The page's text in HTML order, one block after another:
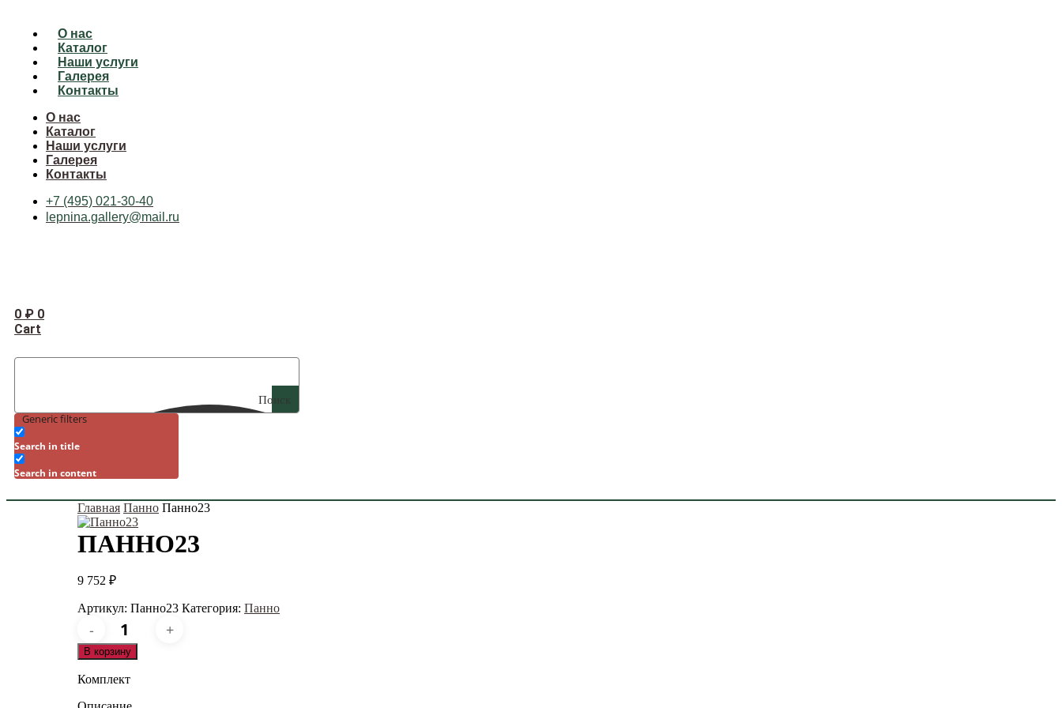
О нас
Каталог
Наши услуги
Галерея
Контакты
О нас
Каталог
Наши услуги
Галерея
Контакты
+7 (495) 021-30-40
lepnina.gallery@mail.ru
0 ₽ 0
Cart
Поиск
Generic filters
Search in title
Search in content
Главная Панно Панно23
ПАННО23
9 752 ₽
Артикул: Панно23 Категория: Панно
Количество
товара
Панно23
В корзину
Комплект